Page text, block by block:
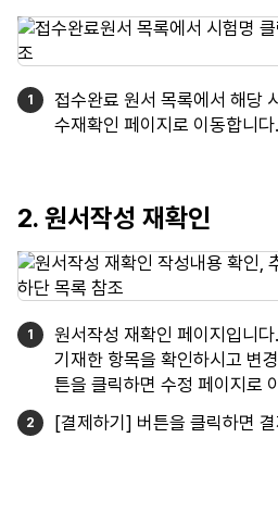
접수완료 원서 목록에서 해당
수재확인 페이지로 이동합니다.
2. 원서작성 재확인
원서작성 재확인 페이지입니다.
기재한 항목을 확인하시고 변
튼을 클릭하면 수정 페이지로
[결제하기] 버튼을 클릭하면